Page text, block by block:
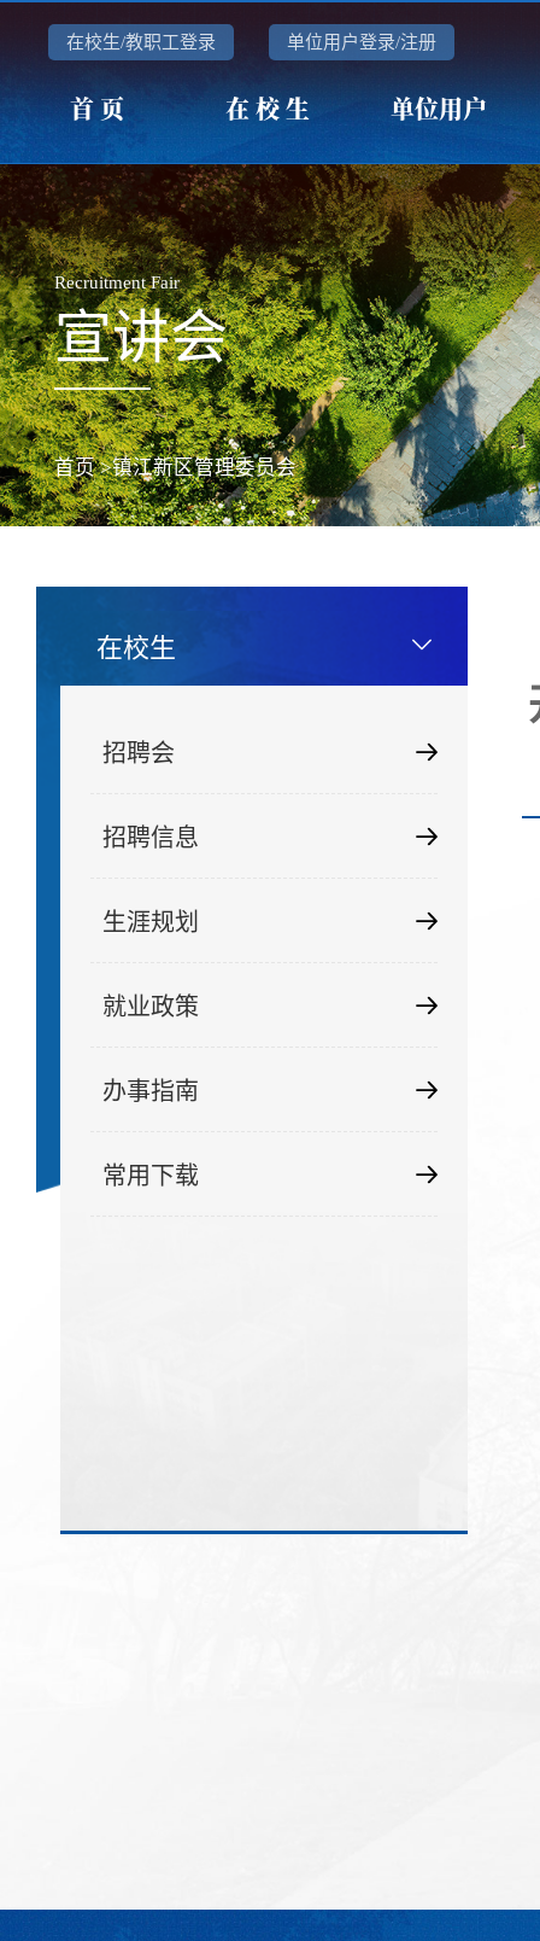
在校生/教职工登录 单位用户登录/注册
首 页 在 校 生 单位用户
Recruitment Fair
宣讲会
首页>镇江新区管理委员会
在校生
招聘会
招聘信息
生涯规划
就业政策
办事指南
常用下载